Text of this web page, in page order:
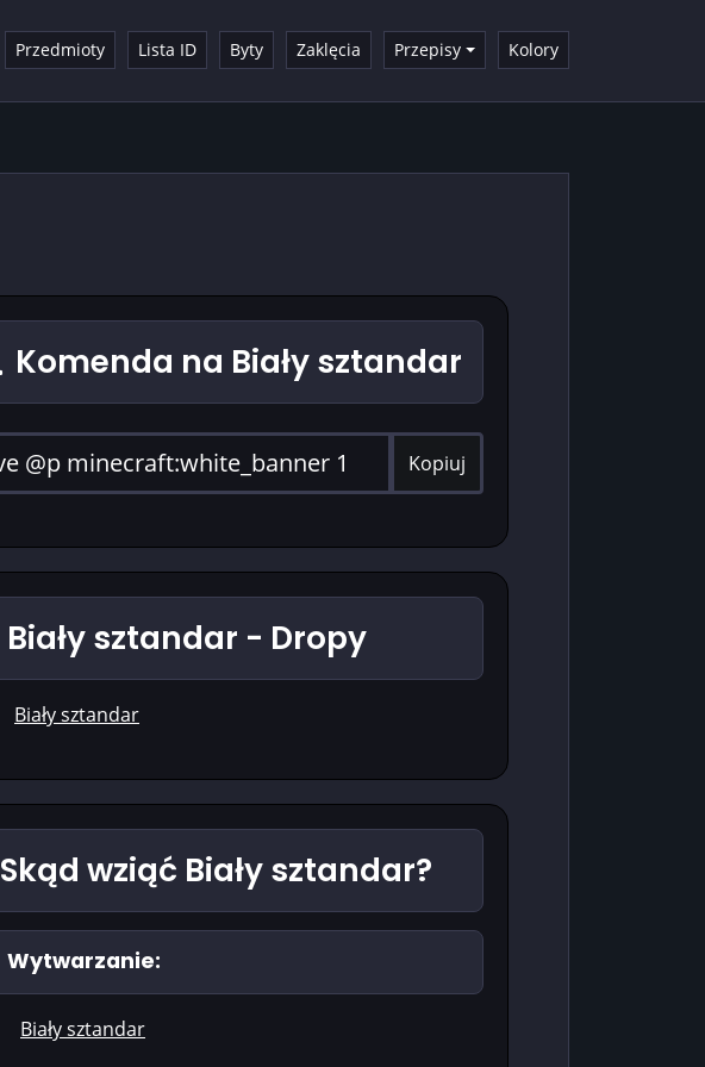
Przedmioty Lista ID Byty Zaklęcia Przepisy Kolory
Komenda na Biały sztandar
Kopiuj
Biały sztandar - Dropy
Biały sztandar
Skąd wziąć Biały sztandar?
Wytwarzanie:
Biały sztandar